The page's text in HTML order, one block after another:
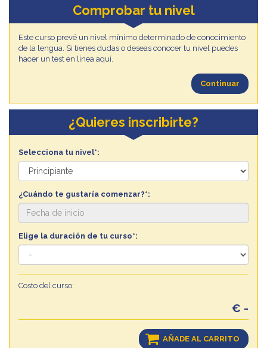
Comprobar tu nivel
Este curso prevé un nivel mínimo determinado de conocimiento
de la lengua. Si tienes dudas o deseas conocer tu nivel puedes
hacer un test en línea aquí.
Continuar
¿Quieres inscribirte?
Selecciona tu nivel*:
¿Cuándo te gustaría comenzar?*:
Elige la duración de tu curso*:
Costo del curso:
€ -
AÑADE AL CARRITO